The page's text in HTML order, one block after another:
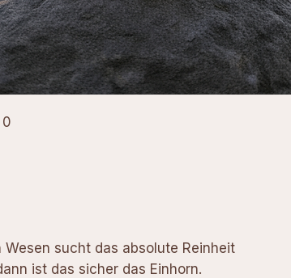
0
Wesen sucht das absolute Reinheit
ist das sicher das Einhorn.